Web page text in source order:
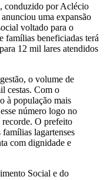
conduzido por Aclécio
uma expansão
voltado para o
famílias beneficiadas terá
12 mil lares atendidos
o volume de
cestas. Com o
à população mais
número logo no
recorde. O prefeito
lagartenses
com dignidade e
Social e do